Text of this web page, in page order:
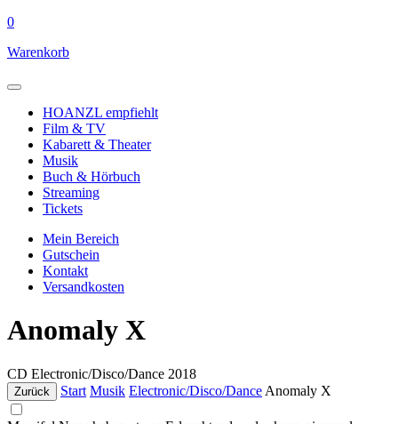
0
Warenkorb
HOANZL empfiehlt
Film & TV
Kabarett & Theater
Musik
Buch & Hörbuch
Streaming
Tickets
Mein Bereich
Gutschein
Kontakt
Versandkosten
Anomaly X
CD Electronic/Disco/Dance 2018
Zurück Start Musik Electronic/Disco/Dance Anomaly X